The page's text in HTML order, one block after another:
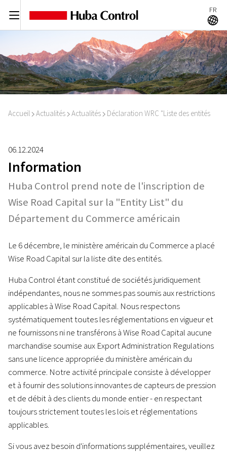
C FR
A
Accueil I Actualités I Actualités I Déclaration WRC "Liste des entités
06.12.2024
Information
Huba Control prend note de l'inscription de
Wise Road Capital sur la "Entity List" du
Département du Commerce américain
Le 6 décembre, le ministère américain du Commerce a placé
Wise Road Capital sur la liste dite des entités.
Huba Control étant constitué de sociétés juridiquement
indépendantes, nous ne sommes pas soumis aux restrictions
applicables à Wise Road Capital. Nous respectons
systématiquement toutes les réglementations en vigueur et
ne fournissons ni ne transférons à Wise Road Capital aucune
marchandise soumise aux Export Administration Regulations
sans une licence appropriée du ministère américain du
commerce. Notre activité principale consiste à développer
et à fournir des solutions innovantes de capteurs de pression
et de débit à des clients du monde entier - en respectant
toujours strictement toutes les lois et réglementations
applicables.
Si vous avez besoin d'informations supplémentaires, veuillez